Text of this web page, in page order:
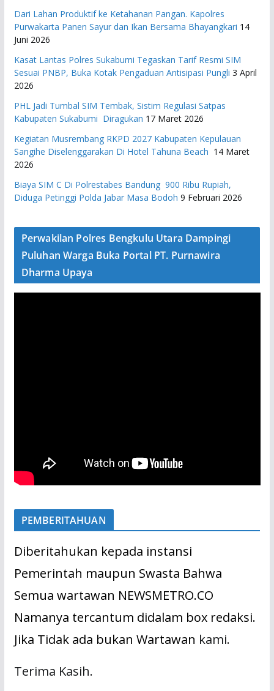
Dari Lahan Produktif ke Ketahanan Pangan. Kapolres
Purwakarta Panen Sayur dan Ikan Bersama Bhayangkari 14
Juni 2026
Kasat Lantas Polres Sukabumi Tegaskan Tarif Resmi SIM
Sesuai PNBP, Buka Kotak Pengaduan Antisipasi Pungli 3 April
2026
PHL Jadi Tumbal SIM Tembak, Sistim Regulasi Satpas
Kabupaten Sukabumi Diragukan 17 Maret 2026
Kegiatan Musrembang RKPD 2027 ​Kabupaten Kepulauan
Sangihe Diselenggarakan Di Hotel Tahuna Beach 14 Maret
2026
Biaya SIM C Di Polrestabes Bandung 900 Ribu Rupiah,
Diduga Petinggi Polda Jabar Masa Bodoh 9 Februari 2026
Perwakilan Polres Bengkulu Utara Dampingi
Puluhan Warga Buka Portal PT. Purnawira
Dharma Upaya
PEMBERITAHUAN
Diberitahukan kepada instansi
Pemerintah maupun Swasta Bahwa
Semua wartawan NEWSMETRO.CO
Namanya tercantum didalam box redaksi.
Jika Tidak ada bukan Wartawan kami.
Terima Kasih.